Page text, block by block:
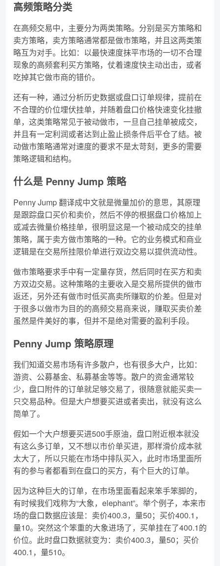
高频策略分类
在高频交易中，主要分为两类策略。分别是买方策略和
卖方策略，卖方策略通常都是做市策略，并且这两类策
略互为对手。比如：以最快速度抹平市场的一切不合理
现象的高频套利买方策略，仗着速度快主动出击，或者
吃掉其它做市商的错价。
还有一种，通过分析历史数据或盘口订单规律，提前在
不合理的价位埋伏挂单，并随着盘口价格快速变化挂撤
单，这类策略常见于被动做市，一旦自己挂单被成交，
并且有一定利润或者达到止盈止损条件后平仓了结。被
动做市策略通常对速度的要求不是太苛刻，更多的需要
策略逻辑和结构。
什么是 Penny Jump 策略
Penny Jump 翻译成中文就是微量加价的意思，其原理
是跟踪盘口买价和卖价，然后不停的根据盘口价格加上
或减去微量价格挂单，很明显这是一个被动成交的挂单
策略，属于卖方做市策略的一种。它的业务模式和商业
逻辑是在交易所挂限价单进行双边交易以提供流动性。
做市策略要求手中有一定量存货，然后同时在买方和卖
方双边交易。这种策略的主要收入是交易所提供的做市
返还，另外还有做市时低买高卖所赚取的价差。但是对
于很多以做市为目的的高频交易商来说，赚取买卖价差
虽然是件美好的事，但并不是绝对需要的盈利手段。
Penny Jump 策略原理
我们知道交易市场有许多散户，也有很多大户，比如：
游资、公募基金、私募基金等等。散户的资金通常较
少，盘口附件的订单就足够交易了，很随意就能买卖一
只交易品种。但是大户想要买进或者卖出，就没有这么
简单了。
假如一个大户想要买进500手原油，盘口附近根本就没
有这么多订单，又不想以市价单买进，那样滑价成本就
太大了，所以只能在市场中排队买入，此时市场里面所
有的参与者都看到在盘口的买方，有个巨大的订单。
因为这种巨大的订单，在市场里面看起来笨手笨脚的，
有时候我们戏称为“大象，elephant”。举个例子，本来市
场的盘口数据应该是：卖价400.3，量50；买价400.1，
量10。突然这个笨重的大象进场了，买单挂在了400.1的
价位。此时盘口数据就变为：卖价400.3，量50；买价
400.1，量510。